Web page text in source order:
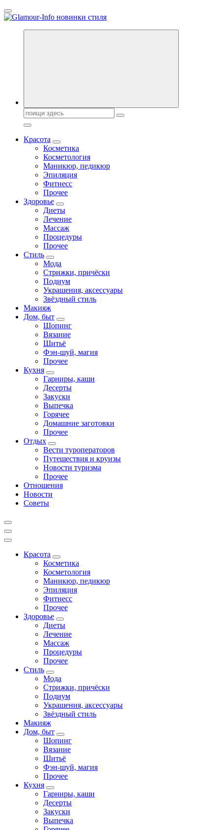
Перейти
к
Секреты молодости, красоты и долголетия. Гламурный журнал
Поиск:
Красота
Косметика
Косметология
Маникюр, педикюр
Эпиляция
Фитнесс
Прочее
Здоровье
Диеты
Лечение
Массаж
Процедуры
Прочее
Стиль
Мода
Стрижки, причёски
Подиум
Украшения, аксессуары
Звёздный стиль
Макияж
Дом, быт
Шопинг
Вязание
Шитьё
Фэн-шуй, магия
Прочее
Кухня
Гарниры, каши
Десерты
Закуски
Выпечка
Горячее
Домашние заготовки
Прочее
Отдых
Вести туроператоров
Путешествия и круизы
Новости туризма
Прочее
Отношения
Новости
Советы
Красота
Косметика
Косметология
Маникюр, педикюр
Эпиляция
Фитнесс
Прочее
Здоровье
Диеты
Лечение
Массаж
Процедуры
Прочее
Стиль
Мода
Стрижки, причёски
Подиум
Украшения, аксессуары
Звёздный стиль
Макияж
Дом, быт
Шопинг
Вязание
Шитьё
Фэн-шуй, магия
Прочее
Кухня
Гарниры, каши
Десерты
Закуски
Выпечка